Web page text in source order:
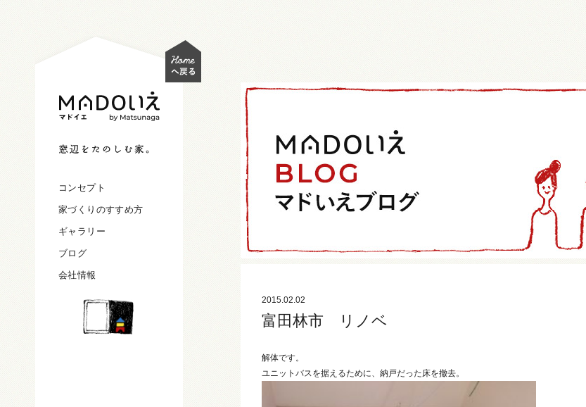
コンセプト
家づくりのすすめ方
ギャラリー
ブログ
会社情報
2015.02.02
富田林市 リノベ
解体です。
ユニットバスを据えるために、納戸だった床を撤去。